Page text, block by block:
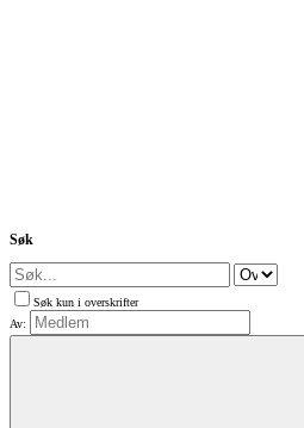
Søk
Søk kun i overskrifter
Av: